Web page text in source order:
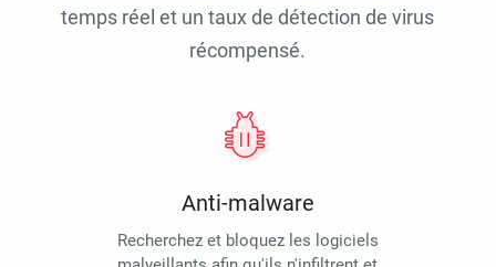
temps réel et un taux de détection de virus
récompensé.
Anti-malware
Recherchez et bloquez les logiciels